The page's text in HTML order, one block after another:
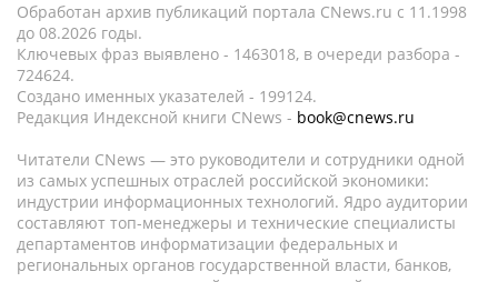
Обработан архив публикаций портала CNews.ru c 11.1998
до 08.2026 годы.
Ключевых фраз выявлено - 1463018, в очереди разбора -
724624.
Создано именных указателей - 199124.
Редакция Индексной книги CNews - book@cnews.ru
Читатели CNews — это руководители и сотрудники одной
из самых успешных отраслей российской экономики:
индустрии информационных технологий. Ядро аудитории
составляют топ-менеджеры и технические специалисты
департаментов информатизации федеральных и
региональных органов государственной власти, банков,